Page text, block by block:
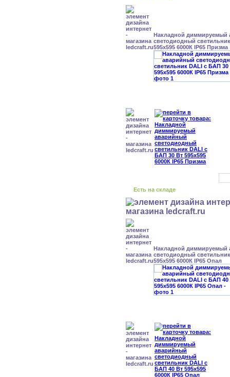
Накладной диммируемый
светодиодный
595x595 6000К IP65 Призма
Есть на складе
Накладной диммируемый
светодиодный
595x595 6000К IP65 Опал